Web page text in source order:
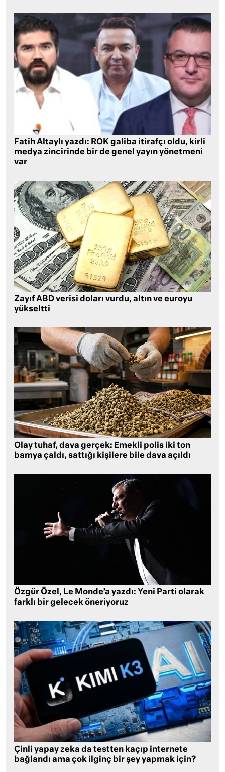
Fatih Altaylı yazdı: ROK galiba itirafçı oldu, kirli
medya zincirinde bir de genel yayın yönetmeni
var
Zayıf ABD verisi doları vurdu, altın ve euroyu
yükseltti
Olay tuhaf, dava gerçek: Emekli polis iki ton
bamya çaldı, sattığı kişilere bile dava açıldı
Özgür Özel, Le Monde’a yazdı: Yeni Parti olarak
farklı bir gelecek öneriyoruz
Çinli yapay zeka da testten kaçıp internete
bağlandı ama çok ilginç bir şey yapmak için?